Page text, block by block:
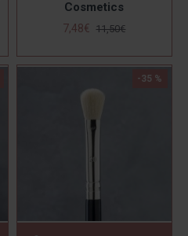
Cosmetics
7,48€ 11,50€
-35 %